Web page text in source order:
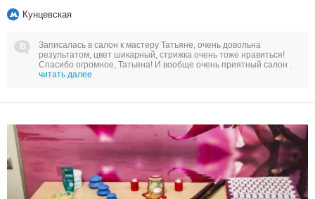
Кунцевская
Записалась в салон к мастеру Татьяне, очень довольна
результатом, цвет шикарный, стрижка очень тоже нравиться!
Спасибо огромное, Татьяна! И вообще очень приятный салон .
читать далее